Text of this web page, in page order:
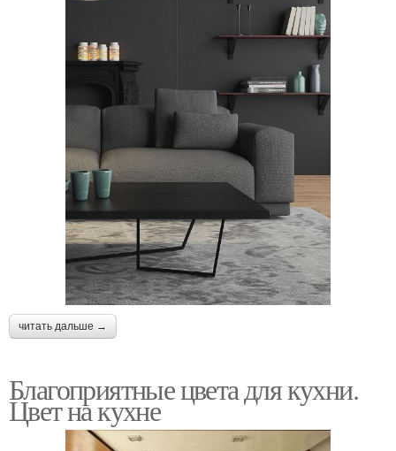
читать дальше →
Благоприятные цвета для кухни.
Цвет на кухне